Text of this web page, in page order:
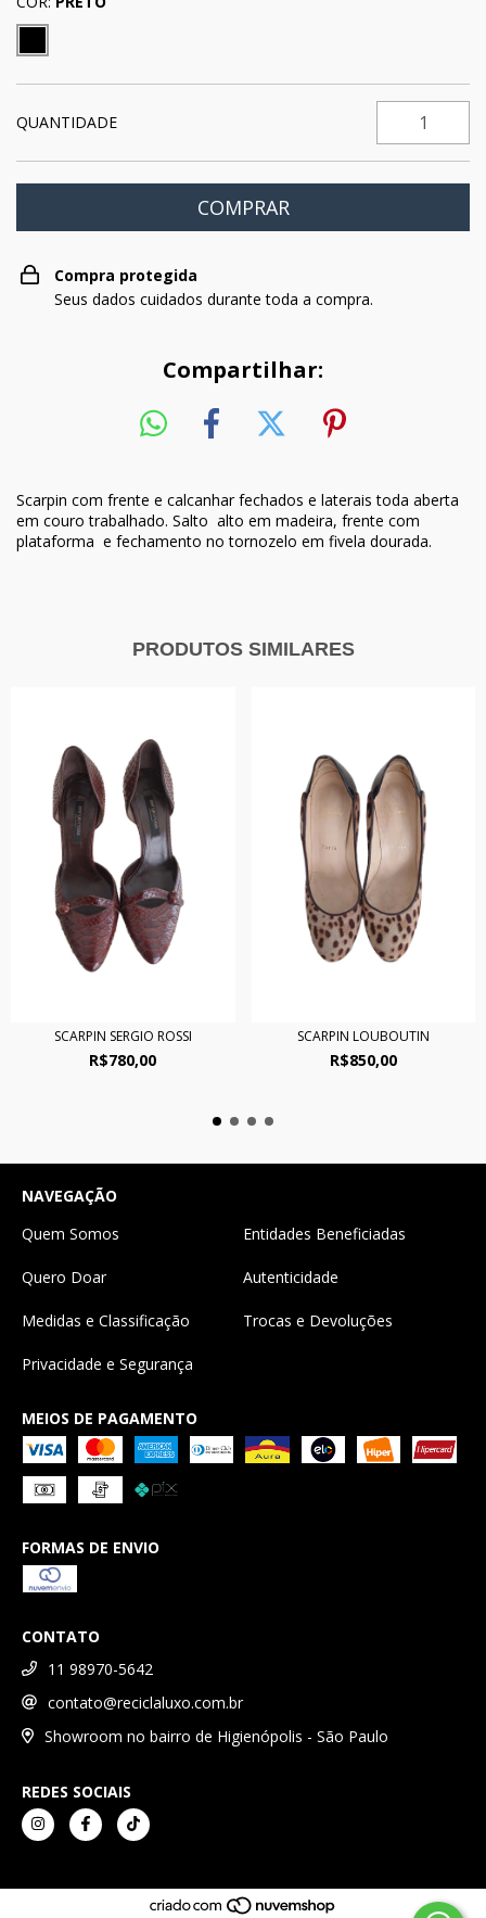
QUANTIDADE
Compra protegida
Seus dados cuidados durante toda a compra.
Compartilhar:
Scarpin com frente e calcanhar fechados e laterais toda aberta
em couro trabalhado. Salto alto em madeira, frente com
plataforma e fechamento no tornozelo em fivela dourada.
PRODUTOS SIMILARES
SCARPIN SERGIO ROSSI
R$780,00
SCARPIN LOUBOUTIN
R$850,00
NAVEGAÇÃO
Quem Somos
Entidades Beneficiadas
Quero Doar Autenticidade
Medidas e Classificação Trocas e Devoluções
Privacidade e Segurança
MEIOS DE PAGAMENTO
FORMAS DE ENVIO
CONTATO
11 98970-5642
contato@reciclaluxo.com.br
Showroom no bairro de Higienópolis - São Paulo
REDES SOCIAIS